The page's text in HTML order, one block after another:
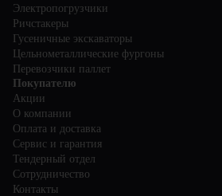
Электропогрузчики
Ричстакеры
Гусеничные экскаваторы
Цельнометаллические фургоны
Перевозчики паллет
Покупателю
Акции
О компании
Оплата и доставка
Сервис и гарантия
Тендерный отдел
Сотрудничество
Контакты